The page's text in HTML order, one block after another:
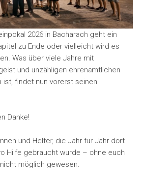
2026 in Bacharach geht ein
zu Ende oder vielleicht wird es
Was über viele Jahre mit
und unzähligen ehrenamtlichen
ist, findet nun vorerst seinen
Danke!
und Helfer, die Jahr für Jahr dort
Hilfe gebraucht wurde – ohne euch
möglich gewesen.